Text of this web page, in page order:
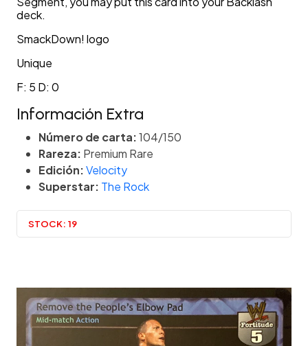
deck.
SmackDown! logo
Unique
F: 5 D: 0
Información Extra
Número de carta:104/150
Rareza: Premium Rare
Edición:Velocity
Superstar: The Rock
STOCK: 19